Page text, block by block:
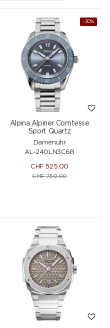
-30%
Alpina Alpiner Comtesse
Sport Quartz
Damenuhr
AL-240LN3C6B
CHF 525.00
CHF750.00